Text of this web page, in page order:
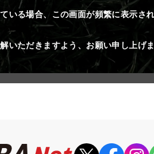
いる場合、この画面が頻繁に表示さ
いただきますよう、お願い申し上げま